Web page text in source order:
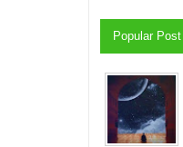
Popular Post